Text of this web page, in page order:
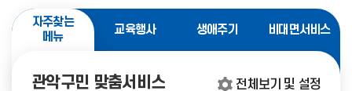
관악구민 맞춤서비스
자주찾는
메뉴
전체보기 및 설정
교육행사 생애주기 비대면서비스